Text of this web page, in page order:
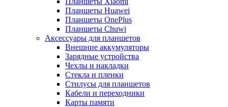
Планшеты Huawei
Планшеты OnePlus
Планшеты Chuwi
Аксессуары для планшетов
Внешние аккумуляторы
Зарядные устройства
Чехлы и накладки
Стекла и пленки
Стилусы для планшетов
Кабели и переходники
Карты памяти